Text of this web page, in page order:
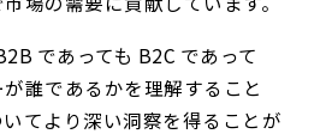
であっても B2C であって
誰であるかを理解すること
てより深い洞察を得ることが